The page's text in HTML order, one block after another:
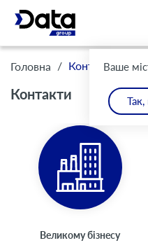
Ваше
Так,
Головна / Контакти
Контакти
Великому бізнесу